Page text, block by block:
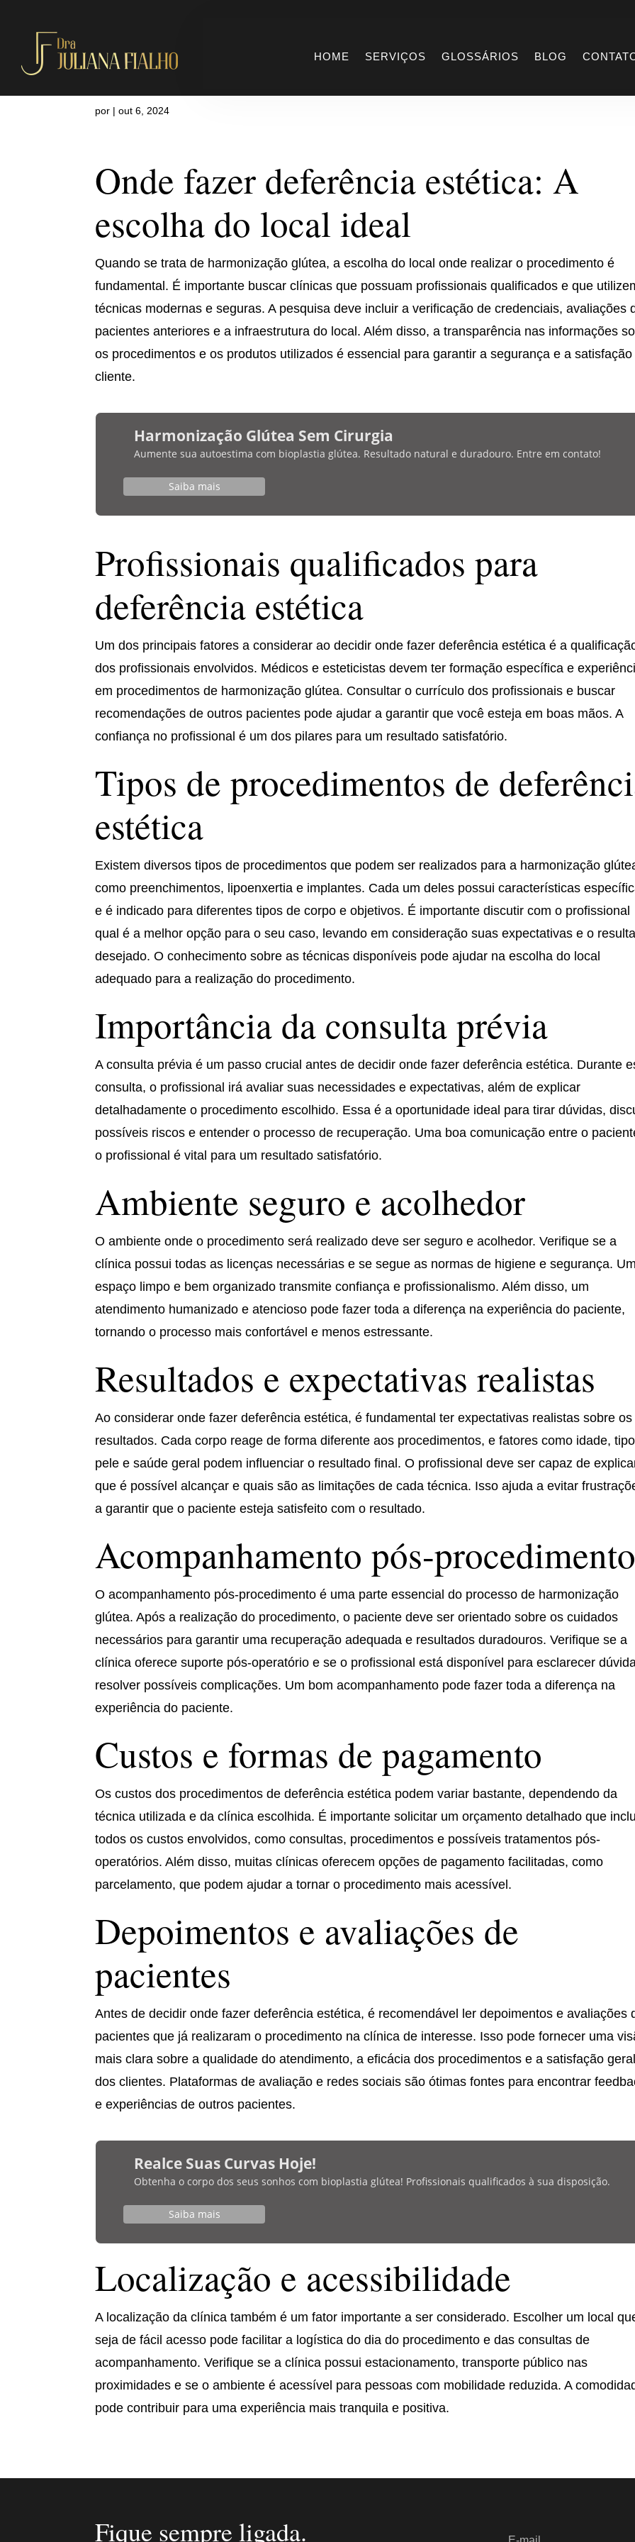
HOME SERVIÇOS GLOSSÁRIOS BLOG
Onde fazer deferência estética
por |out 6, 2024
Onde fazer deferência estética: A
escolha do local ideal
Quando se trata de harmonização glútea, a escolha do local onde realizar o procedimento é
fundamental. É importante buscar clínicas que possuam profissionais qualificados e que
técnicas modernas e seguras. A pesquisa deve incluir a verificação de credenciais, avaliações
pacientes anteriores e a infraestrutura do local. Além disso, a transparência nas informações
os procedimentos e os produtos utilizados é essencial para garantir a segurança e a satisfação
cliente.
Harmonização Glútea Sem Cirurgia
Aumente sua autoestima com bioplastia glútea. Resultado natural e duradouro. Entre em contato!
Saiba mais
Profissionais qualificados para
deferência estética
Um dos principais fatores a considerar ao decidir onde fazer deferência estética é a
dos profissionais envolvidos. Médicos e esteticistas devem ter formação específica e
em procedimentos de harmonização glútea. Consultar o currículo dos profissionais e buscar
recomendações de outros pacientes pode ajudar a garantir que você esteja em boas mãos. A
confiança no profissional é um dos pilares para um resultado satisfatório.
Tipos de procedimentos de
estética
Existem diversos tipos de procedimentos que podem ser realizados para a harmonização
como preenchimentos, lipoenxertia e implantes. Cada um deles possui características
e é indicado para diferentes tipos de corpo e objetivos. É importante discutir com o profissional
qual é a melhor opção para o seu caso, levando em consideração suas expectativas e o
desejado. O conhecimento sobre as técnicas disponíveis pode ajudar na escolha do local
adequado para a realização do procedimento.
Importância da consulta prévia
A consulta prévia é um passo crucial antes de decidir onde fazer deferência estética. Durante
consulta, o profissional irá avaliar suas necessidades e expectativas, além de explicar
detalhadamente o procedimento escolhido. Essa é a oportunidade ideal para tirar dúvidas,
possíveis riscos e entender o processo de recuperação. Uma boa comunicação entre o
o profissional é vital para um resultado satisfatório.
Ambiente seguro e acolhedor
O ambiente onde o procedimento será realizado deve ser seguro e acolhedor. Verifique se a
clínica possui todas as licenças necessárias e se segue as normas de higiene e segurança. Um
espaço limpo e bem organizado transmite confiança e profissionalismo. Além disso, um
atendimento humanizado e atencioso pode fazer toda a diferença na experiência do paciente,
tornando o processo mais confortável e menos estressante.
Resultados e expectativas realistas
Ao considerar onde fazer deferência estética, é fundamental ter expectativas realistas sobre os
resultados. Cada corpo reage de forma diferente aos procedimentos, e fatores como idade,
pele e saúde geral podem influenciar o resultado final. O profissional deve ser capaz de
que é possível alcançar e quais são as limitações de cada técnica. Isso ajuda a evitar
a garantir que o paciente esteja satisfeito com o resultado.
Acompanhamento pós-procedimento
O acompanhamento pós-procedimento é uma parte essencial do processo de harmonização
glútea. Após a realização do procedimento, o paciente deve ser orientado sobre os cuidados
necessários para garantir uma recuperação adequada e resultados duradouros. Verifique se a
clínica oferece suporte pós-operatório e se o profissional está disponível para esclarecer
resolver possíveis complicações. Um bom acompanhamento pode fazer toda a diferença na
experiência do paciente.
Custos e formas de pagamento
Os custos dos procedimentos de deferência estética podem variar bastante, dependendo da
técnica utilizada e da clínica escolhida. É importante solicitar um orçamento detalhado que
todos os custos envolvidos, como consultas, procedimentos e possíveis tratamentos pós-
operatórios. Além disso, muitas clínicas oferecem opções de pagamento facilitadas, como
parcelamento, que podem ajudar a tornar o procedimento mais acessível.
Depoimentos e avaliações de
pacientes
Antes de decidir onde fazer deferência estética, é recomendável ler depoimentos e avaliações
pacientes que já realizaram o procedimento na clínica de interesse. Isso pode fornecer uma
mais clara sobre a qualidade do atendimento, a eficácia dos procedimentos e a satisfação geral
dos clientes. Plataformas de avaliação e redes sociais são ótimas fontes para encontrar
e experiências de outros pacientes.
Realce Suas Curvas Hoje!
Obtenha o corpo dos seus sonhos com bioplastia glútea! Profissionais qualificados à sua disposição.
Saiba mais
Localização e acessibilidade
A localização da clínica também é um fator importante a ser considerado. Escolher um local
seja de fácil acesso pode facilitar a logística do dia do procedimento e das consultas de
acompanhamento. Verifique se a clínica possui estacionamento, transporte público nas
proximidades e se o ambiente é acessível para pessoas com mobilidade reduzida. A
pode contribuir para uma experiência mais tranquila e positiva.
Fique sempre ligada.